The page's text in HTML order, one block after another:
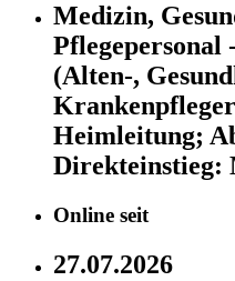
Medizin,
Pflegepersonal
(Alten-,
Heimleitung;
Direkteinstieg:
Online seit
27.07.2026